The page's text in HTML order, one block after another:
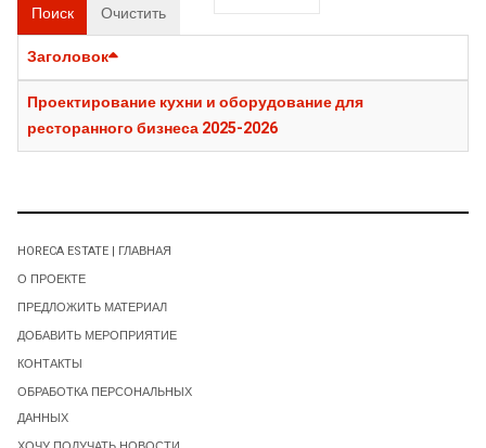
Поиск Очистить
Заголовок
Проектирование кухни и оборудование для
ресторанного бизнеса 2025-2026
HORECA ESTATE | ГЛАВНАЯ
О ПРОЕКТЕ
ПРЕДЛОЖИТЬ МАТЕРИАЛ
ДОБАВИТЬ МЕРОПРИЯТИЕ
КОНТАКТЫ
ОБРАБОТКА ПЕРСОНАЛЬНЫХ
ДАННЫХ